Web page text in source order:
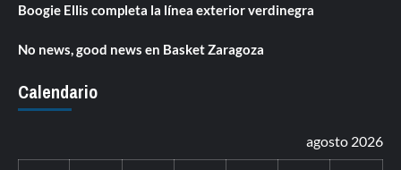
Boogie Ellis completa la línea exterior verdinegra
No news, good news en Basket Zaragoza
Calendario
agosto 2026